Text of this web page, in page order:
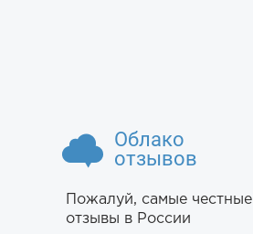
Облако
отзывов
Пожалуй, самые честные
отзывы в России